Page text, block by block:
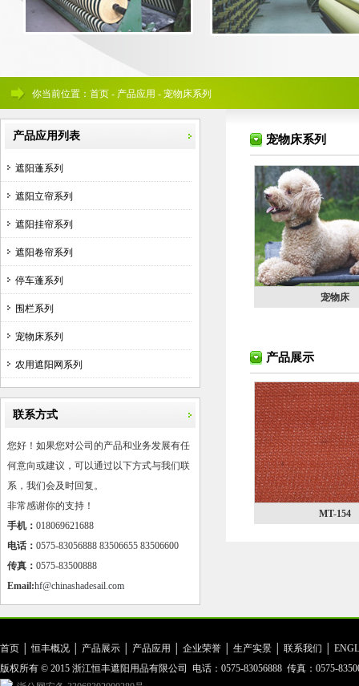
你当前位置：首页 - 产品应用 - 宠物床系列
产品应用列表
遮阳蓬系列
遮阳立帘系列
遮阳挂帘系列
遮阳卷帘系列
停车蓬系列
围栏系列
宠物床系列
农用遮阳网系列
联系方式
您好！如果您对公司的产品和业务发展有任
何意向或建议，可以通过以下方式与我们联
系，我们会及时回复。
非常感谢你的支持！
手机： 018069621688
电话： 0575-83056888 83506655 83506600
传真： 0575-83500888
Email:hf@chinashadesail.com
宠物床系列
宠物床
产品展示
MT-154
首页 │恒丰概况 产品展示 产品应用 企业荣誉 生产实景 联系我们
版权所有 © 2015 浙江恒丰遮阳用品有限公司 电话：0575-83056888 传真：0575-